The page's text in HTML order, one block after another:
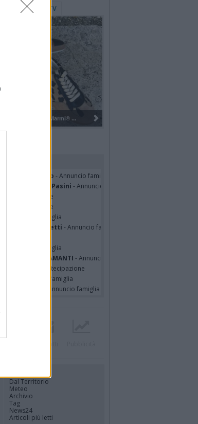
WebTV
di Forte dei Marmi® ...
ved. Greco - Annuncio famiglia
ved. Pasini - Annuncio famiglia
- Partecipazione
- Partecipazione
- Annuncio famiglia
Giacometti - Annuncio famiglia
- Annuncio famiglia
ved. TETTAMANTI - Annuncio famiglia
- Partecipazione
- Annuncio famiglia
ved. Pilutti
- Annuncio famiglia
Dal Territorio
Meteo
Archivio
Tag
News24
Articoli più letti